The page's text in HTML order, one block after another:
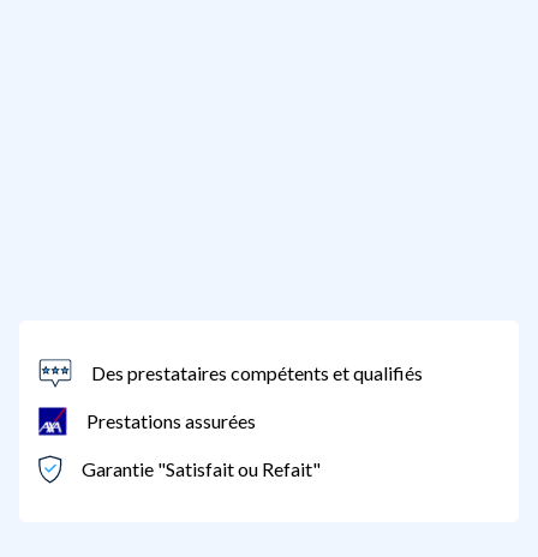
Des prestataires compétents et qualifiés
Prestations assurées
Garantie "Satisfait ou Refait"